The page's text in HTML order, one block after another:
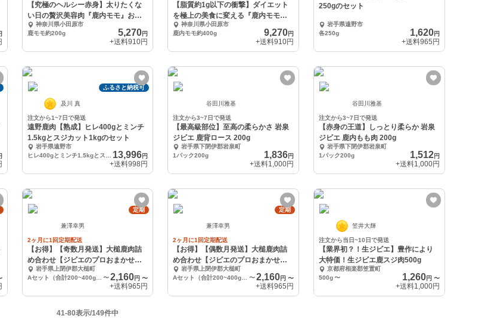
【究極のヘルシー赤身】太りたくな
い日の贅沢美容肉『鹿内モモ』お試
し約200g
神奈川県小田原市
鹿モモ約200g
5,270円
+送料910円
【脂質約1g以下の衝撃】ダイエット
を極上の美食に変える『鹿内モモ』
約400g
神奈川県小田原市
鹿内モモ約400g
9,270円
+送料910円
250gのセット
岩手県遠野市
各250g
1,620円
+送料965円
ふるさと納税可
及川 真
注文から1~7日で発送
遠野鹿肉【熟成】ヒレ400gとミンチ
1.5kgとスジカット1kgのセット
岩手県遠野市
13,996円
+送料998円
谷田川雅基
注文から3~7日で発送
【最高級部位】至高の柔らかさ 岩泉
ジビエ 鹿背ロース 200g
岩手県下閉伊郡岩泉町
1パック200g
1,836円
+送料1,000円
谷田川雅基
注文から3~7日で発送
【赤身の王道】しっとり柔らか 岩泉
ジビエ 鹿内もも肉 200g
岩手県下閉伊郡岩泉町
1パック200g
1,512円
+送料1,000円
定期
兼澤幸男
2ヶ月に1回定期配送
【お得】【奇数月発送】大槌鹿肉詰
め合わせ【ジビエのプロおまかせ】2
か月に1回
岩手県上閉伊郡大槌町
Aセット（合計200~400g程度）
〜 2,160円〜
+送料965円
定期
兼澤幸男
2ヶ月に1回定期配送
【お得】【偶数月発送】大槌鹿肉詰
め合わせ【ジビエのプロおまかせ】2
か月に1回
岩手県上閉伊郡大槌町
〜2,160円〜
+送料965円
笠井大輝
注文から当日~10日で発送
【業界初？！生ジビエ】豊作により
大特価！生ジビエ鹿スジ肉500g
京都府相楽郡笠置町
500g〜 1,260円 〜
+送料1,000円
41-80表示/149件中